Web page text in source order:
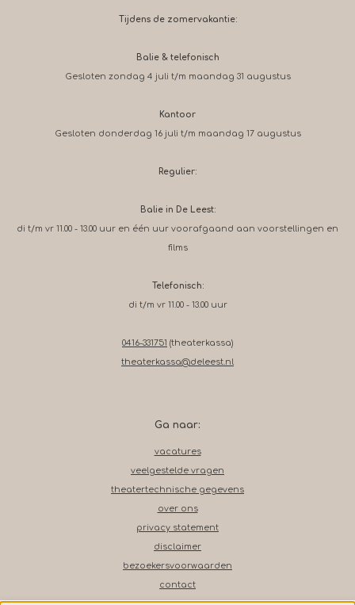
Tijdens de zomervakantie:
Balie & telefonisch
Gesloten zondag 4 juli t/m maandag 31 augustus
Kantoor
Gesloten donderdag 16 juli t/m maandag 17 augustus
Regulier:
Balie in De Leest:
di t/m vr 11.00 - 13.00 uur en één uur voorafgaand aan voorstellingen en
films
Telefonisch:
di t/m vr 11.00 - 13.00 uur
0416-331751 (theaterkassa)
theaterkassa@deleest.nl
Ga naar:
vacatures
veelgestelde vragen
theatertechnische gegevens
over ons
privacy statement
disclaimer
bezoekersvoorwaarden
contact